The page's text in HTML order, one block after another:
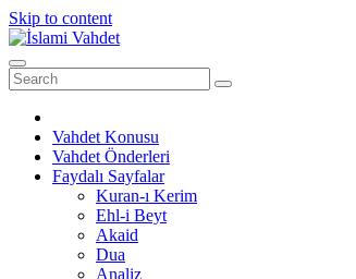
Skip to content
Vahdet Konusu
Vahdet Önderleri
Faydalı Sayfalar
Kuran-ı Kerim
Ehl-i Beyt
Akaid
Dua
Analiz